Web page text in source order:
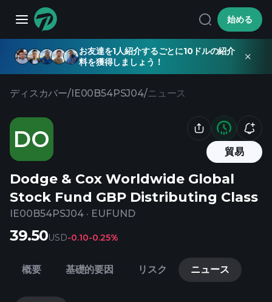
始める
お友達を1人紹介するごとに10ドルの紹介
料を獲得しましょう！
ディスカバー/IE00B54PSJ04/ニュース
DO 貿易
Dodge & Cox Worldwide Global
Stock Fund GBP Distributing Class
IE00B54PSJ04 · EUFUND
39.50USD-0.10-0.25%
概要 基礎的要因 リスク ニュース